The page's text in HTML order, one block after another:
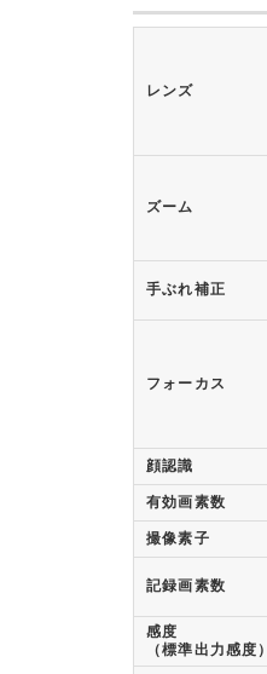
レンズ
ズーム
手ぶれ補正
フォーカス
顔認識
有効画素数
撮像素子
記録画素数
感度
（標準出力感度）